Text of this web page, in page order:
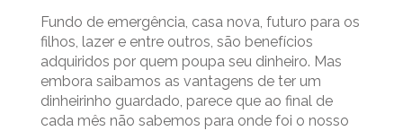
Fundo de emergência, casa nova, futuro para os
filhos, lazer e entre outros, são benefícios
adquiridos por quem poupa seu dinheiro. Mas
embora saibamos as vantagens de ter um
dinheirinho guardado, parece que ao final de
cada mês não sabemos para onde foi o nosso